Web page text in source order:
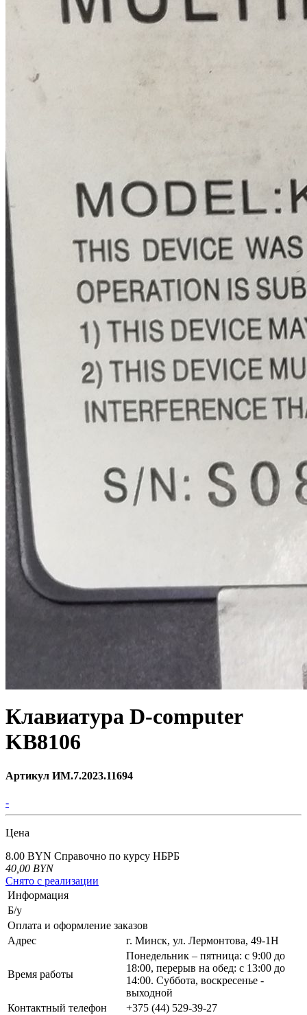
Клавиатура D-computer
KB8106
Артикул ИМ.7.2023.11694
-
Цена
8.00 BYN Справочно по курсу НБРБ
40,00 BYN
Снято с реализации
Информация
Б/у
Оплата и оформление заказов
Адрес
г. Минск, ул. Лермонтова, 49-1Н
Время работы
Понедельник – пятница: с 9:00 до
18:00, перерыв на обед: с 13:00 до
14:00. Суббота, воскресенье -
выходной
Контактный телефон
+375 (44) 529-39-27